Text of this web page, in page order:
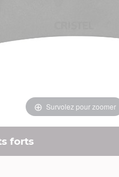
Survolez pour zoomer
forts